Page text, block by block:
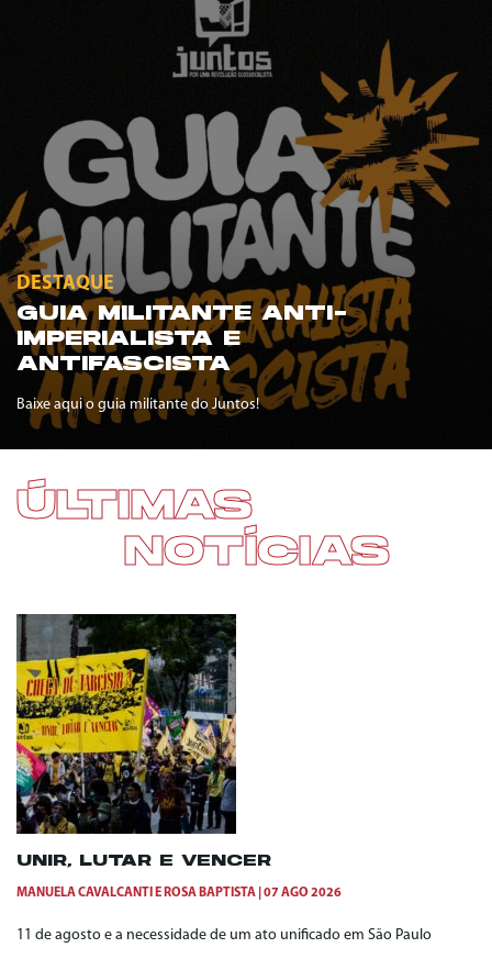
DESTAQUE
GUIA MILITANTE ANTI-
IMPERIALISTA E
ANTIFASCISTA
Baixe aqui o guia militante do Juntos!
ÚLTIMAS
NOTÍCIAS
UNIR, LUTAR E VENCER
MANUELA CAVALCANTI E ROSA BAPTISTA 07 AGO 2026
11 de agosto e a necessidade de um ato unificado em São Paulo